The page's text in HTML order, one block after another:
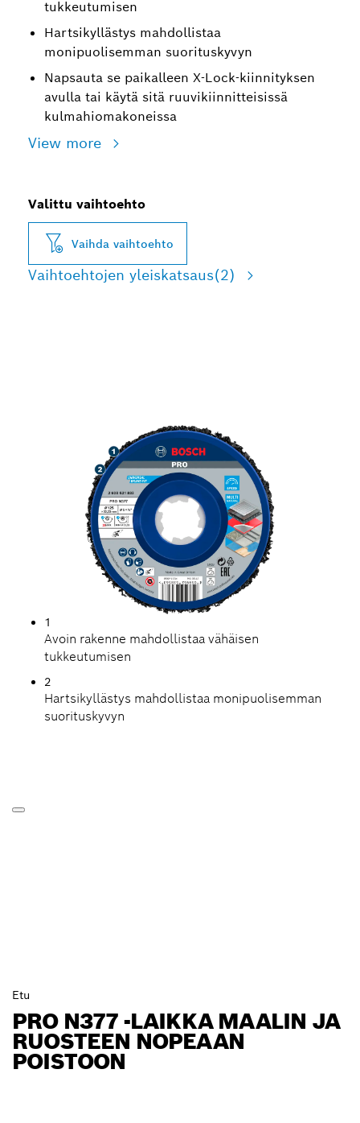
tukkeutumisen
Hartsikyllästys mahdollistaa
monipuolisemman suorituskyvyn
Napsauta se paikalleen X-Lock-kiinnityksen
avulla tai käytä sitä ruuvikiinnitteisissä
kulmahiomakoneissa
View more
Valittu vaihtoehto
Vaihda vaihtoehto
Vaihtoehtojen yleiskatsaus(2)
1
Avoin rakenne mahdollistaa vähäisen
tukkeutumisen
2
Hartsikyllästys mahdollistaa monipuolisemman
suorituskyvyn
Etu
PRO N377 -LAIKKA MAALIN JA
RUOSTEEN NOPEAAN
POISTOON